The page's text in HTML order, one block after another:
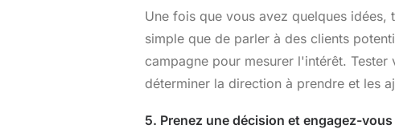
Une fois que vous avez quelques idées,
simple que de parler à des clients
campagne pour mesurer l'intérêt. Tester
déterminer la direction à prendre et les
5. Prenez une décision et engagez-vous